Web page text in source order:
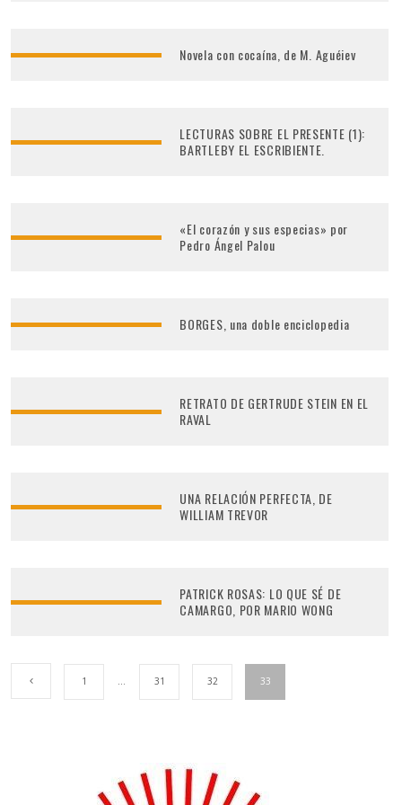
Novela con cocaína, de M. Aguéiev
LECTURAS SOBRE EL PRESENTE (1):
BARTLEBY EL ESCRIBIENTE.
«El corazón y sus especias» por
Pedro Ángel Palou
BORGES, una doble enciclopedia
RETRATO DE GERTRUDE STEIN EN EL
RAVAL
UNA RELACIÓN PERFECTA, DE
WILLIAM TREVOR
PATRICK ROSAS: LO QUE SÉ DE
CAMARGO, POR MARIO WONG
1 … 31 32 33